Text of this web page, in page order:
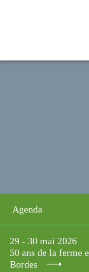
Agenda
29 - 30 mai 2026
50 ans de la
Bordes